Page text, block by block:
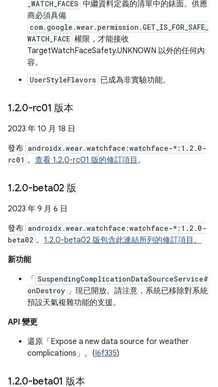
_WATCH_FACES 中繼資料定義的清單中的錶面。供應
商必須具備
com.google.wear.permission.GET_IS_FOR_SAFE_
WATCH_FACE 權限，才能接收
TargetWatchFaceSafety.UNKNOWN 以外的任何內
容。
UserStyleFlavors 已成為非實驗功能。
1.2.0-rc01 版本
2023 年 10 月 18 日
發布 androidx.wear.watchface:watchface-*:1.2.0-
rc01 。 查看 1.2.0-rc01 版的修訂項目 。
1.2.0-beta02 版
2023 年 9 月 6 日
發布 androidx.wear.watchface:watchface-*:1.2.0-
beta02 。 1.2.0-beta02 版包含此連結所列的修訂項目。
新功能
「 SuspendingComplicationDataSourceService#
onDestroy 」現已開放。請注意，系統已移除對系統
預設天氣複雜功能的支援。
API 變更
還原「Expose a new data source for weather
complications」。(I6f335)
1.2.0-beta01 版本